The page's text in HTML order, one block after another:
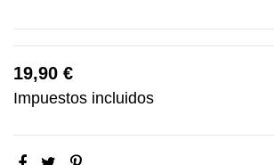
19,90 €
Impuestos incluidos